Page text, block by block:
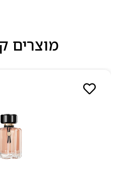
מוצרים